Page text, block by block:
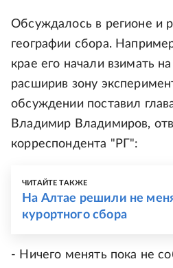
Обсуждалось в регионе и
географии сбора.
крае его начали взимать
расширив зону
обсуждении поставил
Владимир Владимиров,
корреспондента "РГ":
ЧИТАЙТЕ ТАКЖЕ
На Алтае решили не
курортного сбора
- Ничего менять пока не